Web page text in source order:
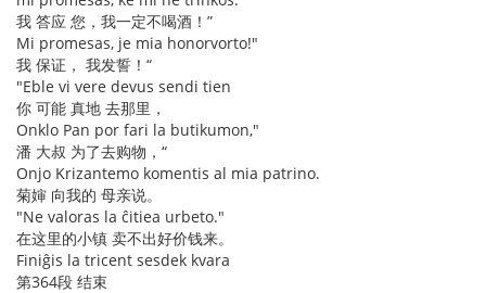
我 答应 您，我一定不喝酒！”
Mi promesas, je mia honorvorto!"
我 保证， 我发誓！“
"Eble vi vere devus sendi tien
你 可能 真地 去那里，
Onklo Pan por fari la butikumon,"
潘 大叔 为了去购物，“
Onjo Krizantemo komentis al mia patrino.
菊婶 向我的 母亲说。
"Ne valoras la ĉitiea urbeto."
在这里的小镇 卖不出好价钱来。
Finiĝis la tricent sesdek kvara
第364段 结束